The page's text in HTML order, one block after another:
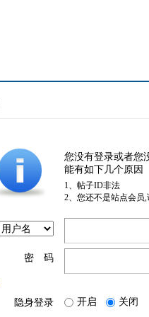
您没有登录或者您
能有如下几个原因
1、帖子ID非法
2、您还不是站点会员
密 码
隐身登录 开启 关闭